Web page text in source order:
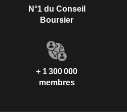
N°1 du Conseil
Boursier
+ 1 300 000
membres